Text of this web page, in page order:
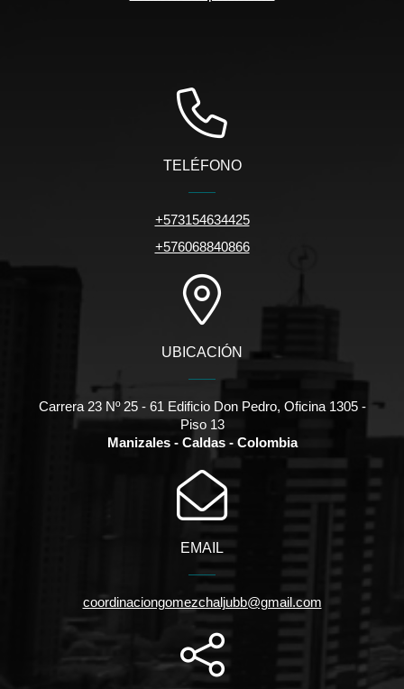
TELÉFONO
+573154634425
+576068840866
UBICACIÓN
Carrera 23 Nº 25 - 61 Edificio Don Pedro, Oficina 1305 -
Piso 13
Manizales - Caldas - Colombia
EMAIL
coordinaciongomezchaljubb@gmail.com